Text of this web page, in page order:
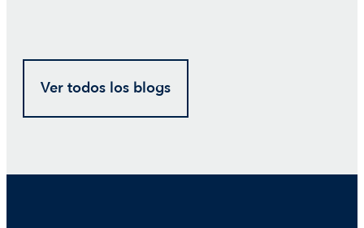
Ver todos los blogs